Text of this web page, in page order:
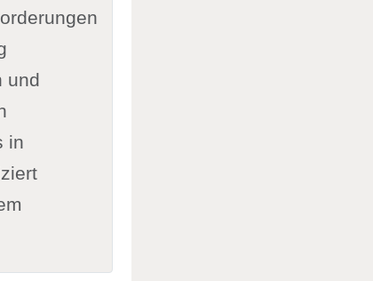
und
in